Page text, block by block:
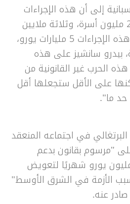
إلى أن هذه الإجراءات
سوف يستفاد منها 20 مليون أسرة، وثلاثة ملايين
شركة، وتجاوزت قيمة هذه الإجراءات 5 مليارات يورو،
سانشيز على هذه
هذه الحرب غير القانونية من
على الأقل ستجعلها أقل
حد ما".
في اجتماعه المنعقد
مارس 2026 على "مرسوم بقانون بدعم
بقيمة 150 مليون يورو شهريًا لتعويض
الأزمة في الشرق الأوسط"
عنه.